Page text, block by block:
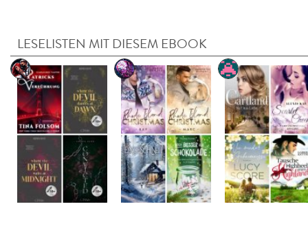
LESELISTEN MIT DIESEM EBOOK